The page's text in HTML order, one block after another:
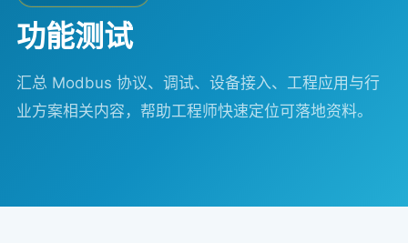
功能测试
汇总 Modbus 协议、调试、设备接入、工程应用与行
业方案相关内容，帮助工程师快速定位可落地资料。